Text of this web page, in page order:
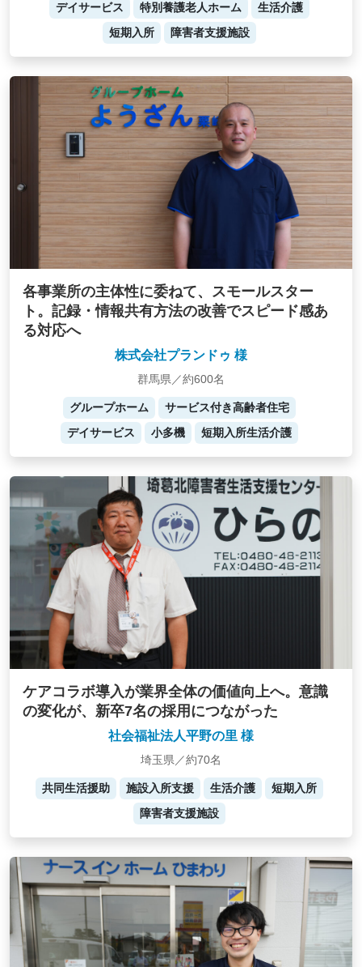
デイサービス 特別養護老人ホーム
生活介護
短期入所
障害者支援施設
各事業所の主体性に委ねて、スモールスター
ト。記録・情報共有方法の改善でスピード感あ
る対応へ
株式会社プランドゥ 様
群馬県／約600名
グループホーム
サービス付き高齢者住宅
デイサービス
小多機 短期入所生活介護
ケアコラボ導入が業界全体の価値向上へ。意識
の変化が、新卒7名の採用につながった
社会福祉法人平野の里 様
埼玉県／約70名
共同生活援助 施設入所支援 生活介護
短期入所
障害者支援施設